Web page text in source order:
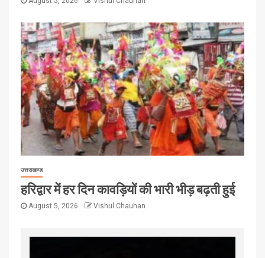
उत्तराखण्ड
हरिद्वार में हर दिन कावड़ियों की भारी भीड़ बढ़ती हुई
August 5, 2026 Vishul Chauhan